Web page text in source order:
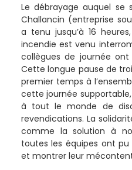
Le débrayage auquel se
Challancin (entreprise
a tenu jusqu’à 16
incendie est venu
collègues de journée
Cette longue pause de
premier temps à
cette journée
à tout le monde de
revendications. La
comme la solution à
toutes les équipes ont
et montrer leur